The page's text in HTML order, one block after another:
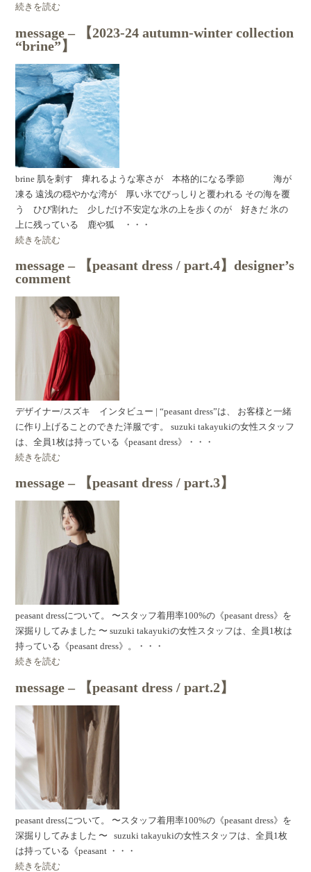
続きを読む
message – 【2023-24 autumn-winter collection
“brine”】
brine 肌を刺す 痺れるような寒さが 本格的になる季節 海が
凍る 遠浅の穏やかな湾が 厚い氷でびっしりと覆われる その海を覆
う ひび割れた 少しだけ不安定な氷の上を歩くのが 好きだ 氷の
上に残っている 鹿や狐 ・・・
続きを読む
message – 【peasant dress / part.4】designer’s
comment
デザイナー/スズキ インタビュー | “peasant dress”は、 お客様と一緒
に作り上げることのできた洋服です。 suzuki takayukiの女性スタッフ
は、全員1枚は持っている《peasant dress》・・・
続きを読む
message – 【peasant dress / part.3】
peasant dressについて。 〜スタッフ着用率100%の《peasant dress》を
深掘りしてみました 〜 suzuki takayukiの女性スタッフは、全員1枚は
持っている《peasant dress》。・・・
続きを読む
message – 【peasant dress / part.2】
peasant dressについて。 〜スタッフ着用率100%の《peasant dress》を
深掘りしてみました 〜 suzuki takayukiの女性スタッフは、全員1枚
は持っている《peasant ・・・
続きを読む